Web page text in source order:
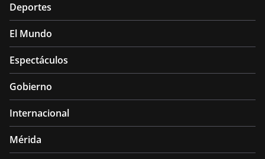
Deportes
El Mundo
Espectáculos
Gobierno
Internacional
Mérida